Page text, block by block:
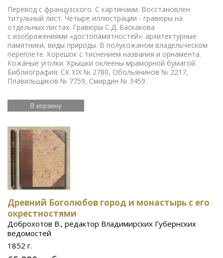
Перевод с французского. С картинами. Восстановлен
титульный лист. Четыре иллюстрации - гравюры на
отдельных листах. Гравюры С.Д. Баскакова
с изображениями «достопамятностей»: архитектурные
памятники, виды природы. В полукожаном владельческом
переплете. Корешок с тиснением названия и орнамента.
Кожаные уголки. Крышки оклеены мраморной бумагой.
Библиография: СК XIX № 2780, Обольянинов № 2217,
Плавильщиков № 7759, Смирдин № 3459.
В корзину
Древний Боголюбов город и монастырь с его
окрестностями
Доброхотов В., редактор Владимирских Губернских
ведомостей
1852 г.